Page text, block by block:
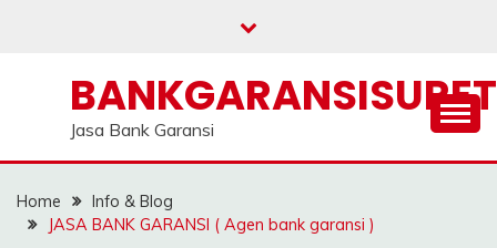
Jasa Bank Garansi
Home
Info & Blog
JASA BANK GARANSI ( Agen bank garansi )